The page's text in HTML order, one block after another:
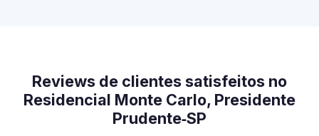
Reviews de clientes satisfeitos no
Residencial Monte Carlo, Presidente
Prudente‑SP